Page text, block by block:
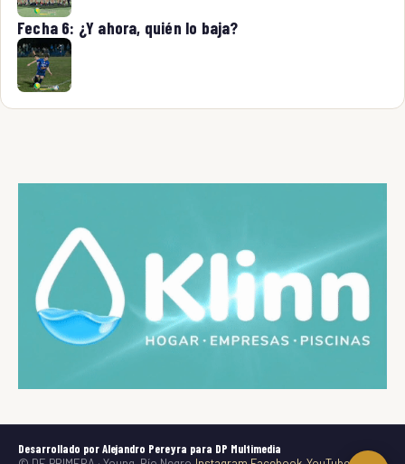
Fecha 6: ¿Y ahora, quién lo baja?
Desarrollado por Alejandro Pereyra para DP Multimedia